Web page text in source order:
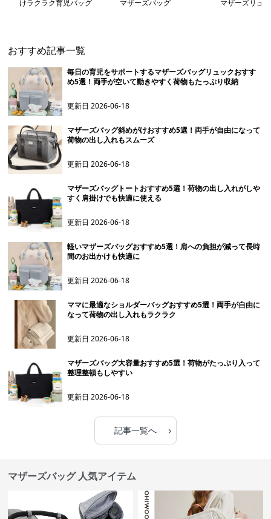
けラクラク育児バッグ マザーズバッグ マザーズリュ
おすすめ記事一覧
毎日の育児をサポートするマザーズバッグリュックおすす
め5選！両手が空いて動きやすく荷物もたっぷり収納
更新日2026-06-18
マザーズバッグ斜めがけおすすめ5選！両手が自由になって
荷物の出し入れもスムーズ
更新日2026-06-18
マザーズバッグトートおすすめ5選！荷物の出し入れがしや
すく肩掛けでも快適に使える
更新日2026-06-18
軽いマザーズバッグおすすめ5選！肩への負担が減って長時
間のお出かけも快適に
更新日2026-06-18
ママに最適なショルダーバッグおすすめ5選！両手が自由に
なって荷物の出し入れもラクラク
更新日2026-06-18
マザーズバッグ大容量おすすめ5選！荷物がたっぷり入って
整理整頓もしやすい
更新日2026-06-18
記事一覧へ ›
マザーズバッグ 人気アイテム